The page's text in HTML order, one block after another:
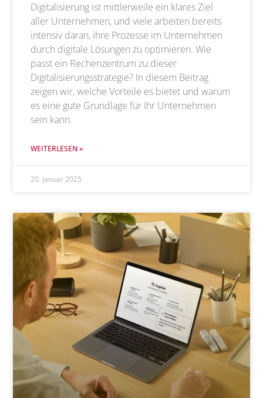
Digitalisierung ist mittlerweile ein klares Ziel
aller Unternehmen, und viele arbeiten bereits
intensiv daran, ihre Prozesse im Unternehmen
durch digitale Lösungen zu optimieren. Wie
passt ein Rechenzentrum zu dieser
Digitalisierungsstrategie? In diesem Beitrag
zeigen wir, welche Vorteile es bietet und warum
es eine gute Grundlage für Ihr Unternehmen
sein kann.
WEITERLESEN »
20. Januar 2025